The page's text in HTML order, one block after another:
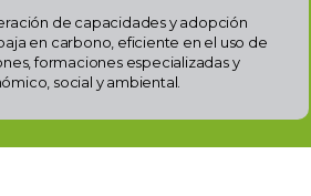
de capacidades y adopción
en carbono, eficiente en el uso de
formaciones especializadas y
social y ambiental.